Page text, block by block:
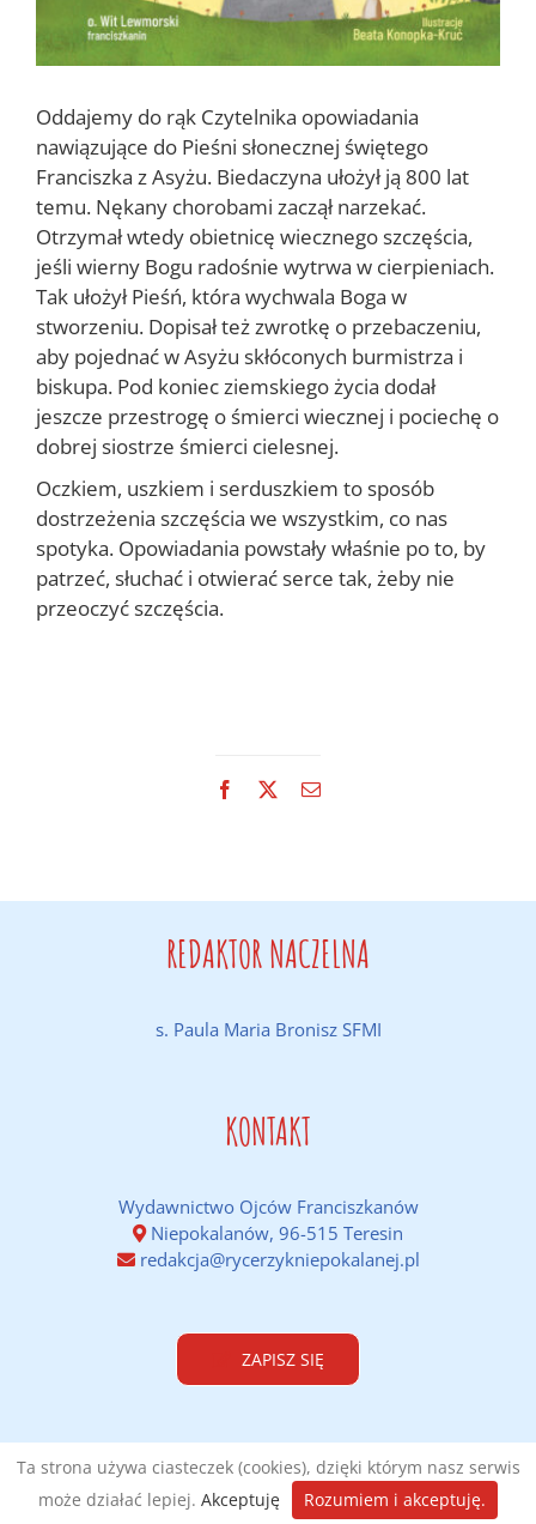
Oddajemy do rąk Czytelnika opowiadania
nawiązujące do Pieśni słonecznej świętego
Franciszka z Asyżu. Biedaczyna ułożył ją 800 lat
temu. Nękany chorobami zaczął narzekać.
Otrzymał wtedy obietnicę wiecznego szczęścia,
jeśli wierny Bogu radośnie wytrwa w cierpieniach.
Tak ułożył Pieśń, która wychwala Boga w
stworzeniu. Dopisał też zwrotkę o przebaczeniu,
aby pojednać w Asyżu skłóconych burmistrza i
biskupa. Pod koniec ziemskiego życia dodał
jeszcze przestrogę o śmierci wiecznej i pociechę o
dobrej siostrze śmierci cielesnej.
Oczkiem, uszkiem i serduszkiem to sposób
dostrzeżenia szczęścia we wszystkim, co nas
spotyka. Opowiadania powstały właśnie po to, by
patrzeć, słuchać i otwierać serce tak, żeby nie
przeoczyć szczęścia.
Facebook Email
REDAKTOR NACZELNA
s. Paula Maria Bronisz SFMI
KONTAKT
Wydawnictwo Ojców Franciszkanów
Niepokalanów, 96-515 Teresin
redakcja@rycerzykniepokalanej.pl
ZAPISZ SIĘ
Wykonanie:DobraStronaParafii.pl |Polityka prywatności
Ta strona używa ciasteczek (cookies), dzięki którym nasz serwis
może działać lepiej. Akceptuję Rozumiem i akceptuję.